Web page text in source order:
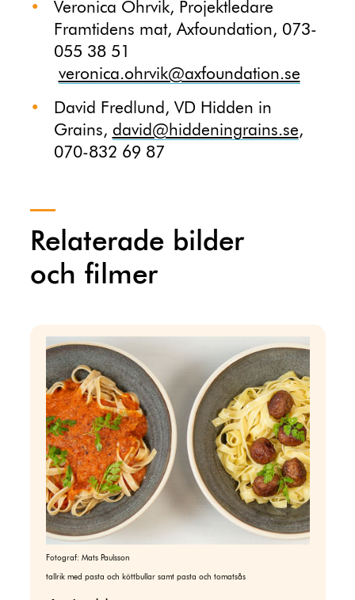
Veronica Öhrvik, Projektledare
Framtidens mat, Axfoundation, 073-
055 38 51
veronica.ohrvik@axfoundation.se
David Fredlund, VD Hidden in
Grains, david@hiddeningrains.se,
070-832 69 87
Relaterade bilder
och filmer
Fotograf: Mats Paulsson
tallrik med pasta och köttbullar samt pasta och tomatsås